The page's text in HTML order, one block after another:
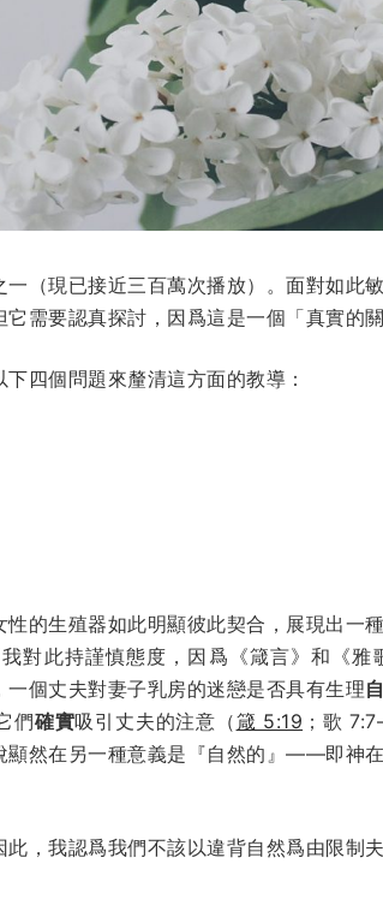
（現已接近三百萬次播放）。面對如此
需要認真探討，因爲這是一個「真實的
四個問題來釐清這方面的教導：
的生殖器如此明顯彼此契合，展現出一
對此持謹慎態度，因爲《箴言》和《
個丈夫對妻子乳房的迷戀是否具有生理
們確實吸引丈夫的注意（箴 5:19 ；歌
顯然在另一種意義是『自然的』——即神
，我認爲我們不該以違背自然爲由限制